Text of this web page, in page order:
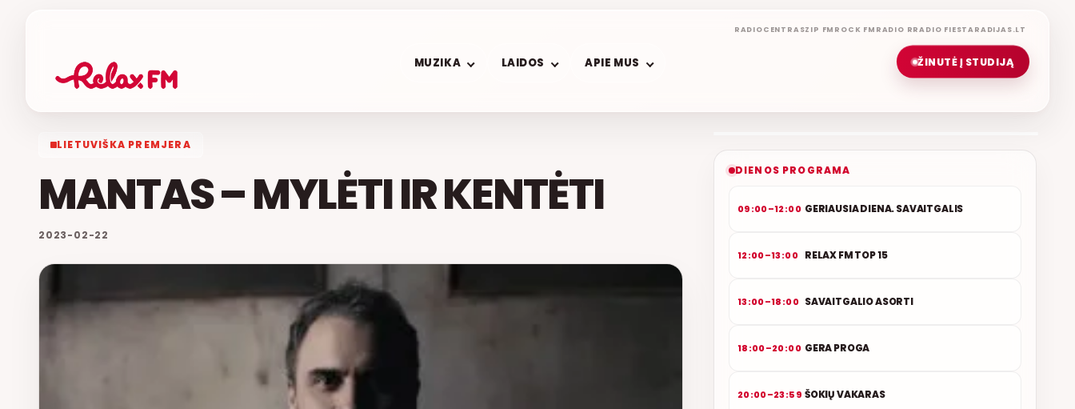
RADIOCENTRASZIP FM ROCK FM RADIO RRADIO FIESTARADIJAS.LT
ŽINUTĖ Į STUDIJĄ
MUZIKA LAIDOS APIE MUS
LIETUVIŠKA PREMJERA
MANTAS – MYLĖTI IR KENTĖTI
2023-02-22
ETERYJE
LIETUVIŠKOS MUZIKOS NAMAI
DIENOS PROGRAMA
09:00–12:00 GERIAUSIA DIENA. SAVAITGALIS
12:00–13:00 RELAX FM TOP 15
13:00–18:00 SAVAITGALIO ASORTI
18:00–20:00 GERA PROGA
20:00–23:59 ŠOKIŲ VAKARAS